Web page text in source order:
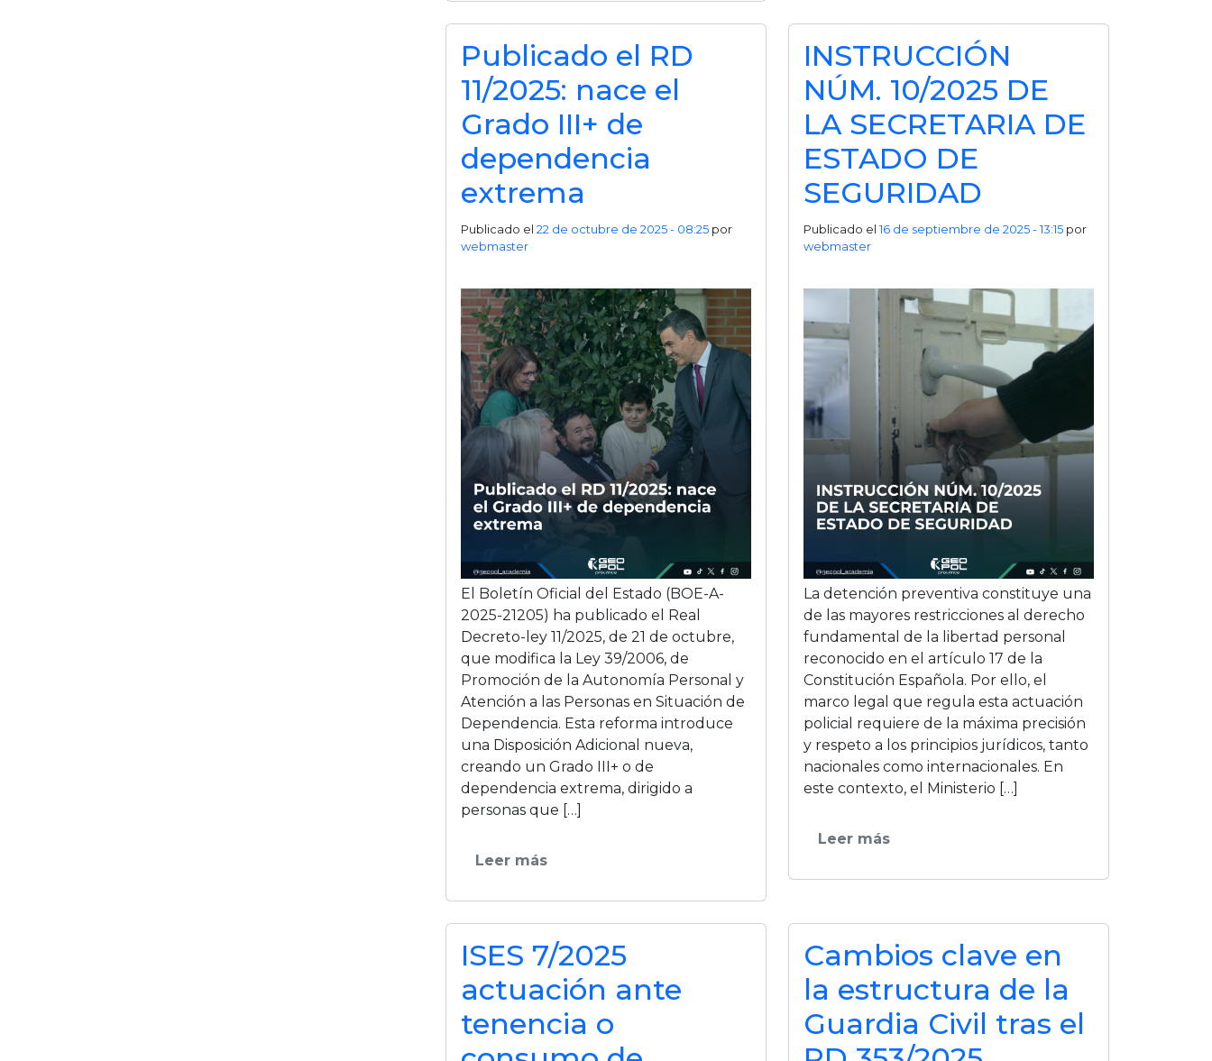
Publicado el RD
11/2025: nace el
Grado III+ de
dependencia
extrema
Publicado el 22 de octubre de 2025 - 08:25 por
webmaster
El Boletín Oficial del Estado (BOE-A-
2025-21205) ha publicado el Real
Decreto-ley 11/2025, de 21 de octubre,
que modifica la Ley 39/2006, de
Promoción de la Autonomía Personal y
Atención a las Personas en Situación de
Dependencia. Esta reforma introduce
una Disposición Adicional nueva,
creando un Grado III+ o de
dependencia extrema, dirigido a
personas que […]
Leer más
INSTRUCCIÓN
NÚM. 10/2025 DE
LA SECRETARIA DE
ESTADO DE
SEGURIDAD
Publicado el16 de septiembre de 2025 - 13:15 por
webmaster
La detención preventiva constituye una
de las mayores restricciones al derecho
fundamental de la libertad personal
reconocido en el artículo 17 de la
Constitución Española. Por ello, el
marco legal que regula esta actuación
policial requiere de la máxima precisión
y respeto a los principios jurídicos, tanto
nacionales como internacionales. En
este contexto, el Ministerio […]
Leer más
ISES 7/2025
actuación ante
tenencia o
Cambios clave en
la estructura de la
Guardia Civil tras el